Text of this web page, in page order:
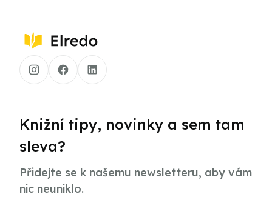
Knižní tipy, novinky a sem tam
sleva?
Přidejte se k našemu newsletteru, aby vám
nic neuniklo.